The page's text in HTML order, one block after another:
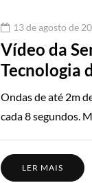
13 de agosto de
Vídeo da
Tecnologia
Ondas de até 2m
cada 8 segundos.
LER MAIS